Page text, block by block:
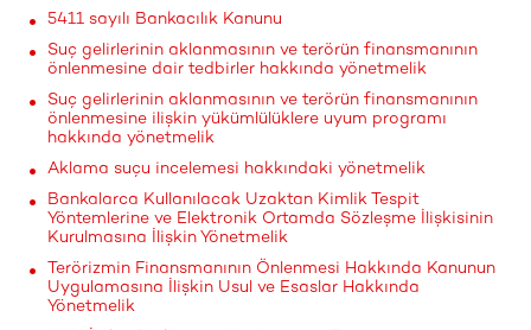
5411 sayılı Bankacılık Kanunu
Suç gelirlerinin aklanmasının ve terörün finansmanının
önlenmesine dair tedbirler hakkında yönetmelik
Suç gelirlerinin aklanmasının ve terörün finansmanının
önlenmesine ilişkin yükümlülüklere uyum programı
hakkında yönetmelik
Aklama suçu incelemesi hakkındaki yönetmelik
Bankalarca Kullanılacak Uzaktan Kimlik Tespit
Yöntemlerine ve Elektronik Ortamda Sözleşme İlişkisinin
Kurulmasına İlişkin Yönetmelik
Terörizmin Finansmanının Önlenmesi Hakkında Kanunun
Uygulamasına İlişkin Usul ve Esaslar Hakkında
Yönetmelik